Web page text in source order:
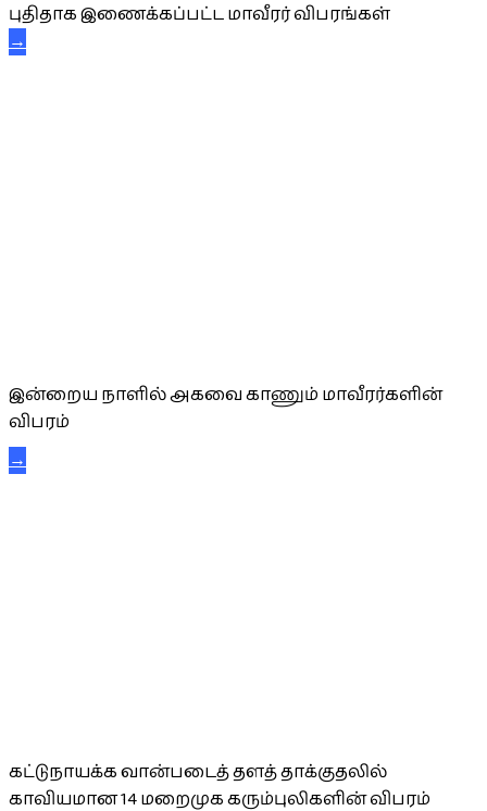
புதிதாக இணைக்கப்பட்ட மாவீரர் விபரங்கள்
→
இன்றைய நாளில் அகவை காணும் மாவீரர்களின்
விபரம்
→
கட்டுநாயக்க வான்படைத் தளத் தாக்குதலில்
காவியமான 14 மறைமுக கரும்புலிகளின் விபரம்